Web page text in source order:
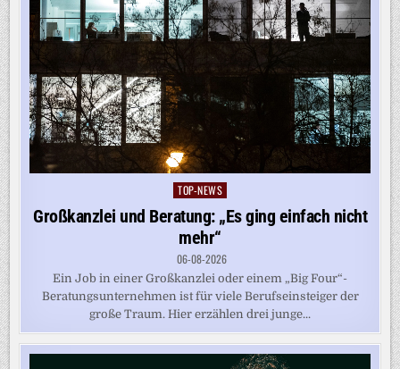
Posted
in
TOP-NEWS
Großkanzlei und Beratung: „Es ging einfach nicht
mehr“
06-08-2026
Ein Job in einer Großkanzlei oder einem „Big Four“-
Beratungsunternehmen ist für viele Berufseinsteiger der
große Traum. Hier erzählen drei junge...